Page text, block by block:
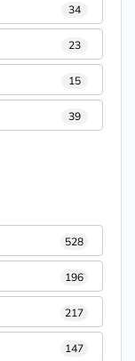
34
23
15
39
528
196
217
147